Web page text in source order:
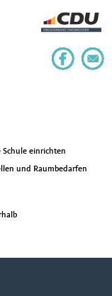
einrichten
und Raumbedarfen